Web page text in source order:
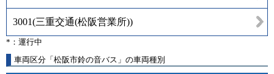
3001(三重交通(松阪営業所))
*：運行中
車両区分「松阪市鈴の音バス」の車両種別